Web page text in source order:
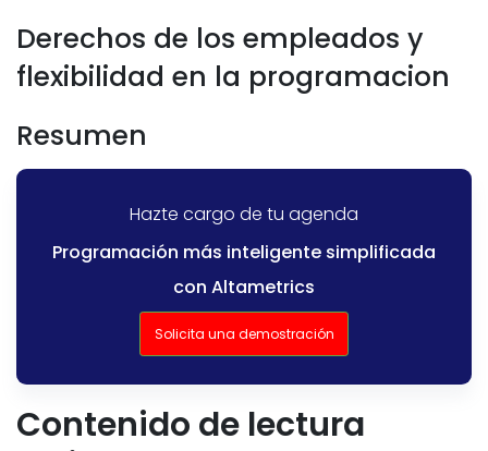
Derechos de los empleados y
flexibilidad en la programacion
Resumen
Hazte cargo de tu agenda
Programación más inteligente simplificada
con Altametrics
Solicita una demostración
Contenido de lectura